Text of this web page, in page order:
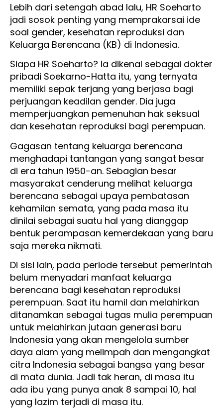
Lebih dari setengah abad lalu, HR Soeharto
jadi sosok penting yang memprakarsai ide
soal gender, kesehatan reproduksi dan
Keluarga Berencana (KB) di Indonesia.
Siapa HR Soeharto? Ia dikenal sebagai dokter
pribadi Soekarno-Hatta itu, yang ternyata
memiliki sepak terjang yang berjasa bagi
perjuangan keadilan gender. Dia juga
memperjuangkan pemenuhan hak seksual
dan kesehatan reproduksi bagi perempuan.
Gagasan tentang keluarga berencana
menghadapi tantangan yang sangat besar
di era tahun 1950-an. Sebagian besar
masyarakat cenderung melihat keluarga
berencana sebagai upaya pembatasan
kehamilan semata, yang pada masa itu
dinilai sebagai suatu hal yang dianggap
bentuk perampasan kemerdekaan yang baru
saja mereka nikmati.
Di sisi lain, pada periode tersebut pemerintah
belum menyadari manfaat keluarga
berencana bagi kesehatan reproduksi
perempuan. Saat itu hamil dan melahirkan
ditanamkan sebagai tugas mulia perempuan
untuk melahirkan jutaan generasi baru
Indonesia yang akan mengelola sumber
daya alam yang melimpah dan mengangkat
citra Indonesia sebagai bangsa yang besar
di mata dunia. Jadi tak heran, di masa itu
ada ibu yang punya anak 8 sampai 10, hal
yang lazim terjadi di masa itu.